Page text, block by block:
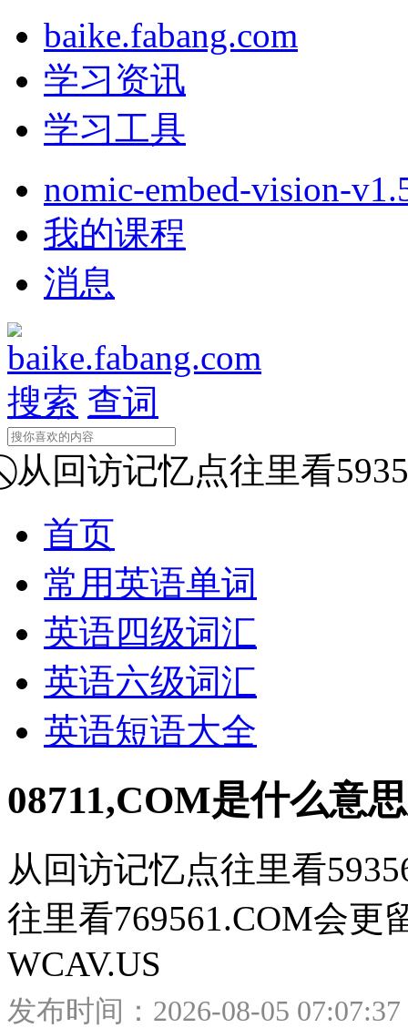
baike.fabang.com
学习资讯
学习工具
nomic-embed-vision-
我的课程
消息
搜索 查词
从回访记忆点往里看
首页
常用英语单词
英语四级词汇
英语六级词汇
英语短语大全
08711,COM是什么意
从回访记忆点往里看
往里看769561.COM会更
WCAV.US
发布时间：2026-08-05 07:07:37